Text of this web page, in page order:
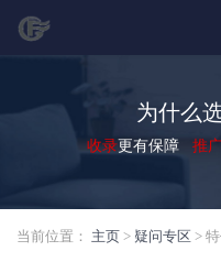
为什么
收录更有保障 推
当前位置： 主页 > 疑问专区 >